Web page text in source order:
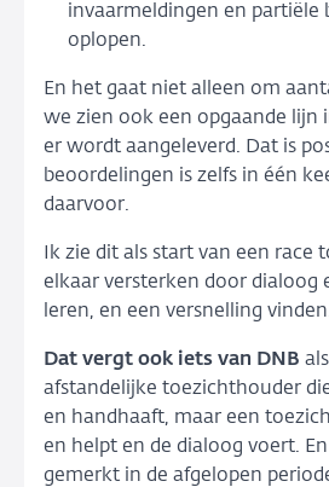
invaarmeldingen en
oplopen.
En het gaat niet alleen om
we zien ook een opgaande lijn
er wordt aangeleverd. Dat is
beoordelingen is zelfs in één
daarvoor.
Ik zie dit als start van een
elkaar versterken door dialoog
leren, en een versnelling
Dat vergt ook iets van DNB
afstandelijke toezichthouder
en handhaaft, maar een
en helpt en de dialoog voert.
gemerkt in de afgelopen